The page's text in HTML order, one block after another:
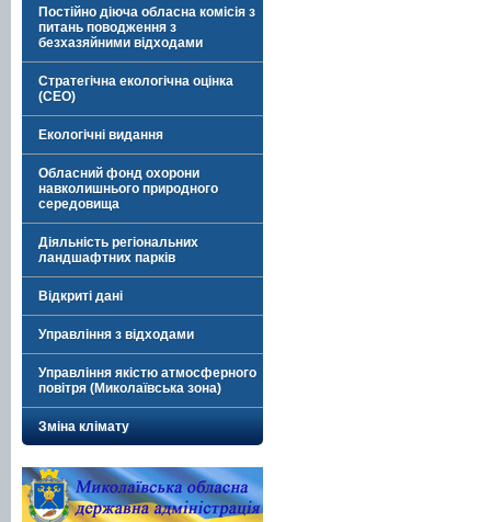
Постійно діюча обласна комісія з
питань поводження з
безхазяйними відходами
Стратегічна екологічна оцінка
(СЕО)
Екологічні видання
Обласний фонд охорони
навколишнього природного
середовища
Діяльність регіональних
ландшафтних парків
Відкриті дані
Управління з відходами
Управління якістю атмосферного
повітря (Миколаївська зона)
Зміна клімату